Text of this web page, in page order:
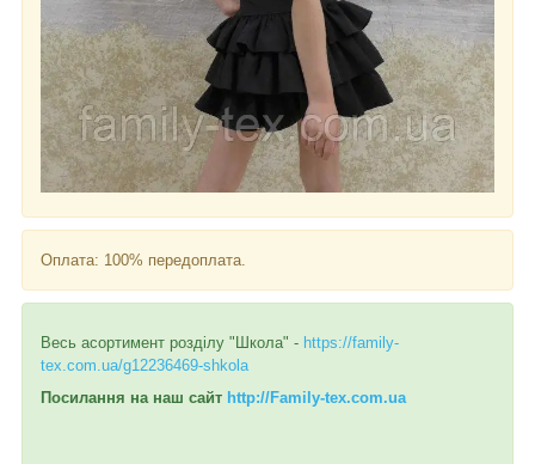
Оплата: 100% передоплата.
Весь асортимент розділу "Школа" - https://family-
tex.com.ua/g12236469-shkola
Посилання на наш сайт http://Family-tex.com.ua